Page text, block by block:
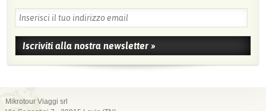
Mikrotour Viaggi srl